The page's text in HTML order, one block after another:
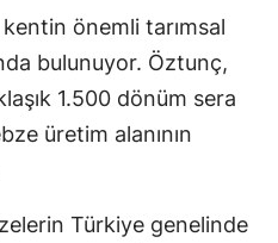
önemli tarımsal
bulunuyor. Öztunç,
1.500 dönüm sera
üretim alanının
Türkiye genelinde